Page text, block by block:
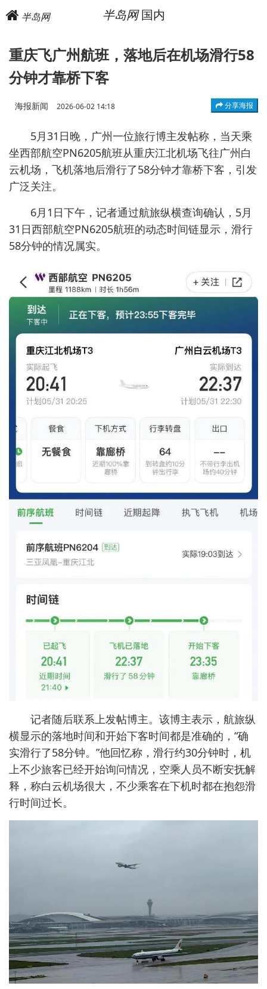
半岛网 半岛网国内
重庆飞广州航班，落地后在机场滑行58
分钟才靠桥下客
海报新闻 2026-06-02 14:18 分享海报
5月31日晚，广州一位旅行博主发帖称，当天乘
坐西部航空PN6205航班从重庆江北机场飞往广州白
云机场，飞机落地后滑行了58分钟才靠桥下客，引发
广泛关注。
6月1日下午，记者通过航旅纵横查询确认，5月
31日西部航空PN6205航班的动态时间链显示，滑行
58分钟的情况属实。
记者随后联系上发帖博主。该博主表示，航旅纵
横显示的落地时间和开始下客时间都是准确的，“确
实滑行了58分钟。”他回忆称，滑行约30分钟时，机
上不少旅客已经开始询问情况，空乘人员不断安抚解
释，称白云机场很大，不少乘客在下机时都在抱怨滑
行时间过长。